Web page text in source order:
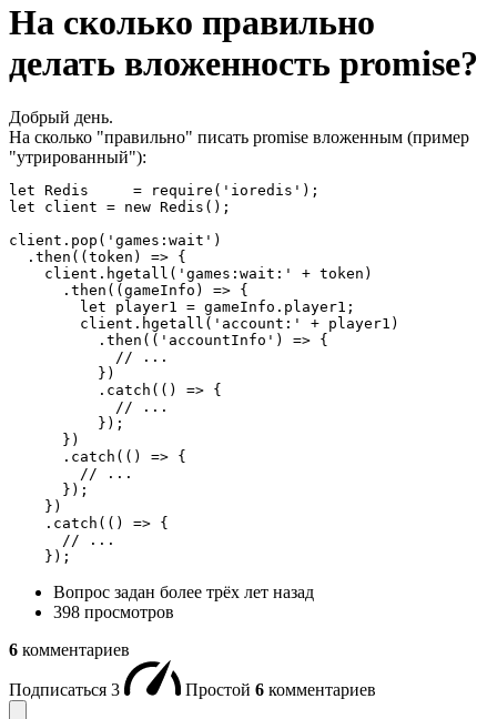
На сколько правильно
делать вложенность promise?
Добрый день.
На сколько "правильно" писать promise вложенным (пример
"утрированный"):
let Redis     = require('ioredis');
let client = new Redis();
client.pop('games:wait')
  .then((token) => {
    client.hgetall('games:wait:' + token)
      .then((gameInfo) => {
        let player1 = gameInfo.player1;
        client.hgetall('account:' + player1)
          .then(('accountInfo') => {
            // ...
          })
          .catch(() => {
            // ...
          });
      })
      .catch(() => {
        // ...
      });
    })
    .catch(() => {
      // ...
    });
Вопрос задан более трёх лет назад
398 просмотров
6 комментариев
Подписаться 3 Простой 6 комментариев